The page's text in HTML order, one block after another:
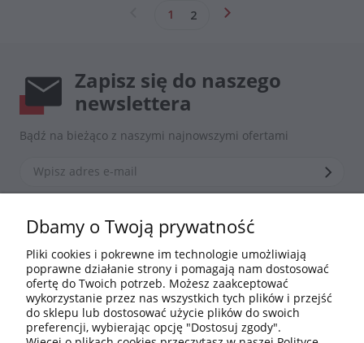
1 2
Zapisz się do naszego
newslettera
Bądź na bieżąco z naszymi najnowszymi ofertami
*Zapisując się zgadzasz się z nasząpolityką prywatności
Informacje
Moje konto
Dbamy o Twoją prywatność
Pliki cookies i pokrewne im technologie umożliwiają
poprawne działanie strony i pomagają nam dostosować
ofertę do Twoich potrzeb. Możesz zaakceptować
wykorzystanie przez nas wszystkich tych plików i przejść
do sklepu lub dostosować użycie plików do swoich
preferencji, wybierając opcję "Dostosuj zgody".